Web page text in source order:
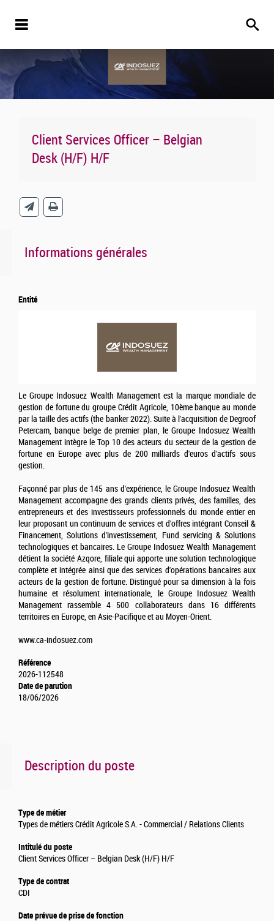
Client Services Officer – Belgian
Desk (H/F) H/F
Description du poste
Type de métier
Types de métiers Crédit Agricole S.A. - Commercial / Relations Clients
Intitulé du poste
Client Services Officer – Belgian Desk (H/F) H/F
Type de contrat
CDI
Date prévue de prise de fonction
Informations générales
Entité
Le Groupe Indosuez Wealth Management est la marque mondiale de
gestion de fortune du groupe Crédit Agricole, 10ème banque au monde
par la taille des actifs (the banker 2022). Suite à l'acquisition de Degroof
Petercam, banque belge de premier plan, le Groupe Indosuez Wealth
Management intègre le Top 10 des acteurs du secteur de la gestion de
fortune en Europe avec plus de 200 milliards d'euros d'actifs sous
gestion.
Façonné par plus de 145 ans d'expérience, le Groupe Indosuez Wealth
Management accompagne des grands clients privés, des familles, des
entrepreneurs et des investisseurs professionnels du monde entier en
leur proposant un continuum de services et d'offres intégrant Conseil &
Financement, Solutions d'investissement, Fund servicing & Solutions
technologiques et bancaires. Le Groupe Indosuez Wealth Management
détient la société Azqore, filiale qui apporte une solution technologique
complète et intégrée ainsi que des services d'opérations bancaires aux
acteurs de la gestion de fortune. Distingué pour sa dimension à la fois
humaine et résolument internationale, le Groupe Indosuez Wealth
Management rassemble 4 500 collaborateurs dans 16 différents
territoires en Europe, en Asie-Pacifique et au Moyen-Orient.
www.ca-indosuez.com
Référence
2026-112548
Date de parution
18/06/2026